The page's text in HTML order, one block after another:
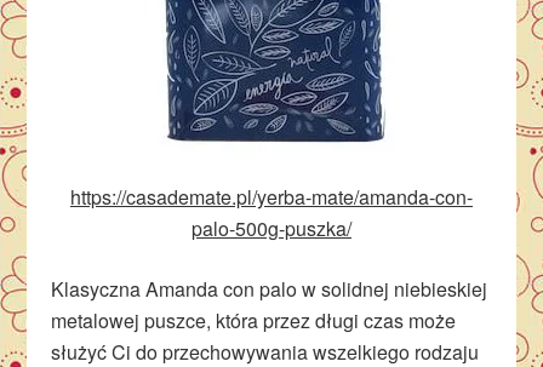
https://casademate.pl/yerba-mate/amanda-con-
palo-500g-puszka/
Klasyczna Amanda con palo w solidnej niebieskiej
metalowej puszce, która przez długi czas może
służyć Ci do przechowywania wszelkiego rodzaju